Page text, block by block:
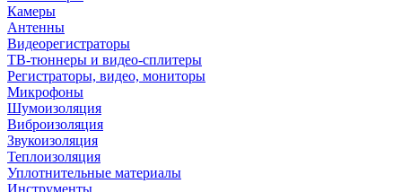
Камеры
Антенны
Видеорегистраторы
ТВ-тюннеры и видео-сплитеры
Регистраторы, видео, мониторы
Микрофоны
Шумоизоляция
Виброизоляция
Звукоизоляция
Теплоизоляция
Уплотнительные материалы
Инструменты